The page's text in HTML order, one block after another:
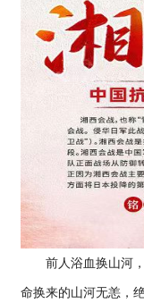
前人浴血换山河，
命换来的山河无恙，